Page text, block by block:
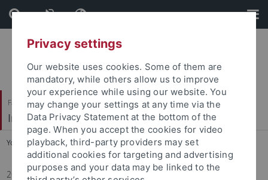
Skip
to
content
Skip
to
footer
Faculty of Humanities
Institute of Media Studies
You are here: Home ... News
20.12.2017
Privacy settings
Our website uses cookies. Some of them are
mandatory, while others allow us to improve
your experience while using our website. You
may change your settings at any time via the
Data Privacy Statement at the bottom of the
page. When you accept the cookies for video
playback, third-party providers may set
additional cookies for targeting and advertising
purposes and your data may be linked to the